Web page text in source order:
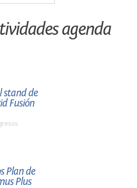
agenda
stand de
Fusión
Plan de
Plus